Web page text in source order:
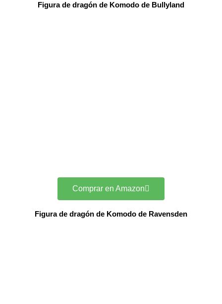
Figura de dragón de Komodo de Bullyland
Comprar en Amazon
Figura de dragón de Komodo de Ravensden